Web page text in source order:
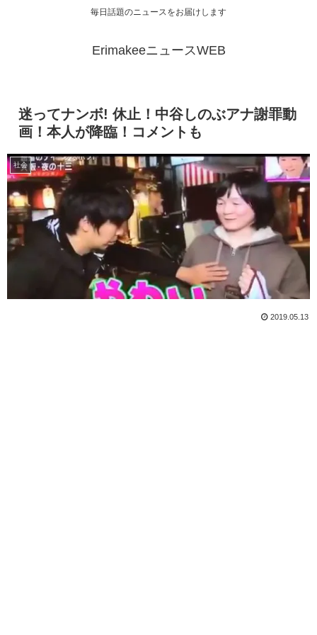
毎日話題のニュースをお届けします
ErimakeeニュースWEB
迷ってナンボ! 休止！中谷しのぶアナ謝罪動
画！本人が降臨！コメントも
社会
2019.05.13